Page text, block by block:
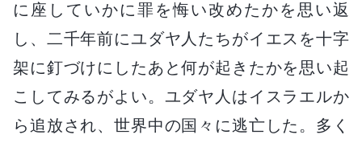
に座していかに罪を悔い改めたかを思い返
し、二千年前にユダヤ人たちがイエスを十字
架に釘づけにしたあと何が起きたかを思い起
こしてみるがよい。ユダヤ人はイスラエルか
ら追放され、世界中の国々に逃亡した。多く